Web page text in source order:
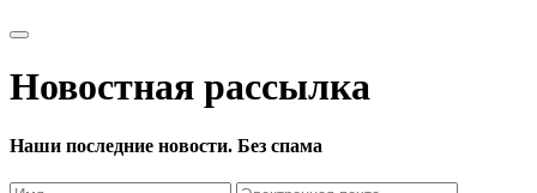
Новостная рассылка
Наши последние новости. Без спама